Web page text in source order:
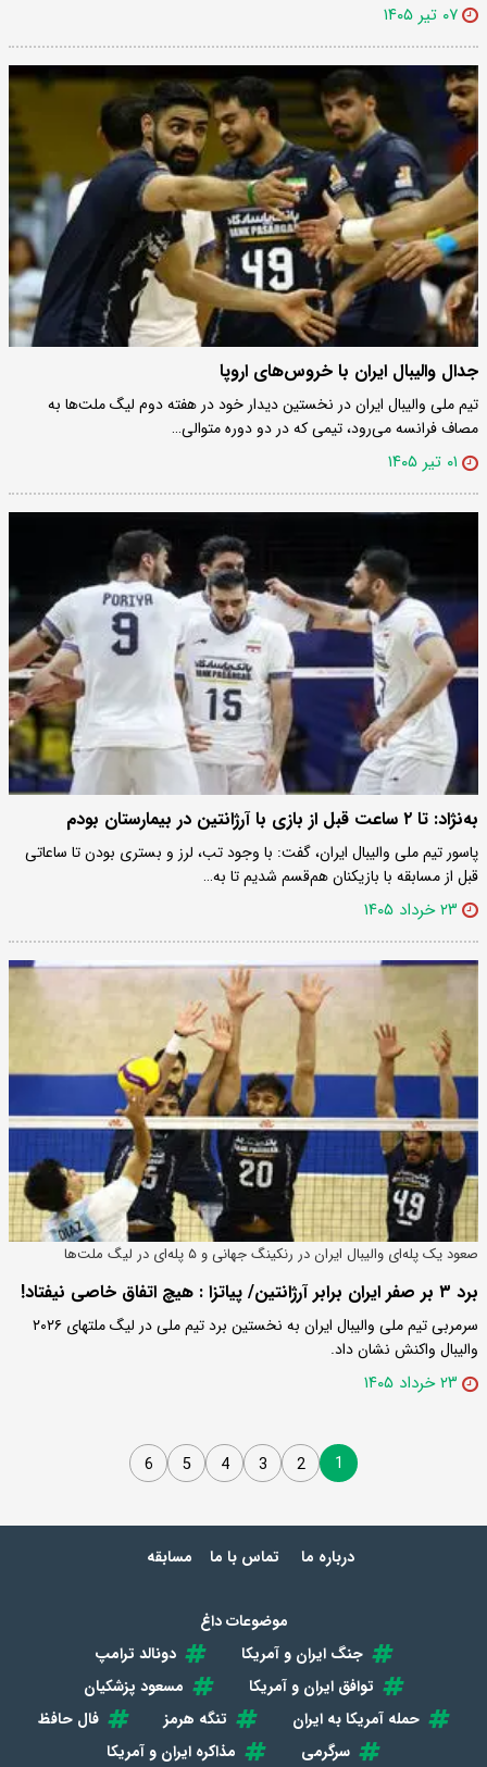
۰۷ تیر ۱۴۰۵
جدال والیبال ایران با خروس‌های اروپا
تیم ملی والیبال ایران در نخستین دیدار خود در هفته دوم لیگ ملت‌ها به
مصاف فرانسه می‌رود، تیمی که در دو دوره متوالی…
۰۱ تیر ۱۴۰۵
به‌نژاد: تا ۲ ساعت قبل از بازی با آرژانتین در بیمارستان بودم
پاسور تیم ملی والیبال ایران، گفت: با وجود تب، لرز و بستری بودن تا ساعاتی
قبل از مسابقه با بازیکنان هم‌قسم شدیم تا به…
۲۳ خرداد ۱۴۰۵
صعود یک پله‌ای والیبال ایران در رنکینگ جهانی و ۵ پله‌ای در لیگ ملت‌ها
برد ۳ بر صفر ایران برابر آرژانتین/ پیاتزا : هیچ اتفاق خاصی نیفتاد!
سرمربی تیم ملی والیبال ایران به نخستین برد تیم ملی در لیگ ملتهای ۲۰۲۶
والیبال واکنش نشان داد.
۲۳ خرداد ۱۴۰۵
1
2
3
4
5
6
درباره ما تماس با ما مسابقه
موضوعات داغ
جنگ ایران و آمریکا
دونالد ترامپ
توافق ایران و آمریکا
مسعود پزشکیان
حمله آمریکا به ایران
تنگه هرمز
فال حافظ
سرگرمی
مذاکره ایران و آمریکا